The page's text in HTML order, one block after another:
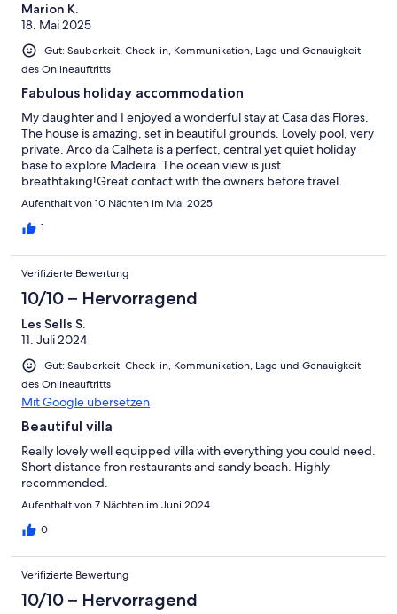
Marion K.
18. Mai 2025
Gut: Sauberkeit, Check-in, Kommunikation, Lage und Genauigkeit
des Onlineauftritts
Fabulous holiday accommodation
My daughter and I enjoyed a wonderful stay at Casa das Flores.
The house is amazing, set in beautiful grounds. Lovely pool, very
private. Arco da Calheta is a perfect, central yet quiet holiday
base to explore Madeira. The ocean view is just
breathtaking!Great contact with the owners before travel.
Super efficient check-in etc. We‘d love to stay again.
Aufenthalt von 10 Nächten im Mai 2025
1
Verifizierte Bewertung
10/10 – Hervorragend
Les Sells S.
11. Juli 2024
Gut: Sauberkeit, Check-in, Kommunikation, Lage und Genauigkeit
des Onlineauftritts
Mit Google übersetzen
Beautiful villa
Really lovely well equipped villa with everything you could need.
Short distance fron restaurants and sandy beach. Highly
recommended.
Aufenthalt von 7 Nächten im Juni 2024
0
Verifizierte Bewertung
10/10 – Hervorragend